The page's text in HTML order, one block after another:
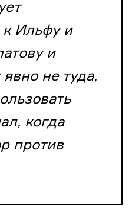
к Ильфу и
и
не туда,
когда
против